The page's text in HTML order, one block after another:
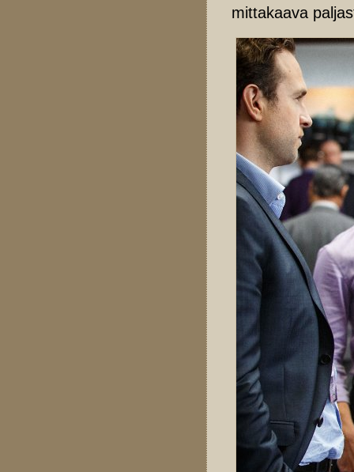
mittakaava